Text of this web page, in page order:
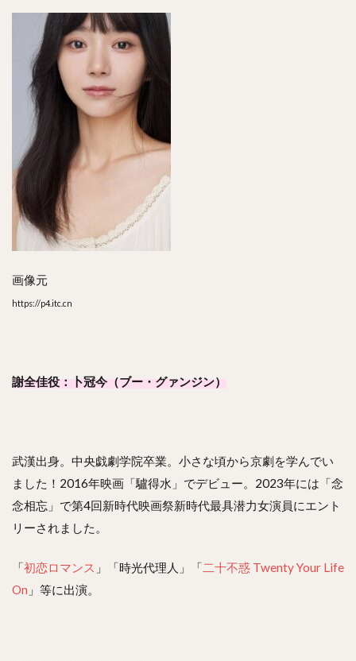
画像元
https://p4.itc.cn
謝全佳役：卜冠今（ブー・グァンジン）
武漢出身。中央戯劇学院卒業。小さな頃から京劇を学んでい
ました！2016年映画「驢得水」でデビュー。2023年には「念
念相忘」で第4回新時代映画祭新時代最具潜力女演員にエント
リーされました。
「初恋ロマンス 」「時光代理人」「二十不惑 Twenty Your Life
On 」等に出演。